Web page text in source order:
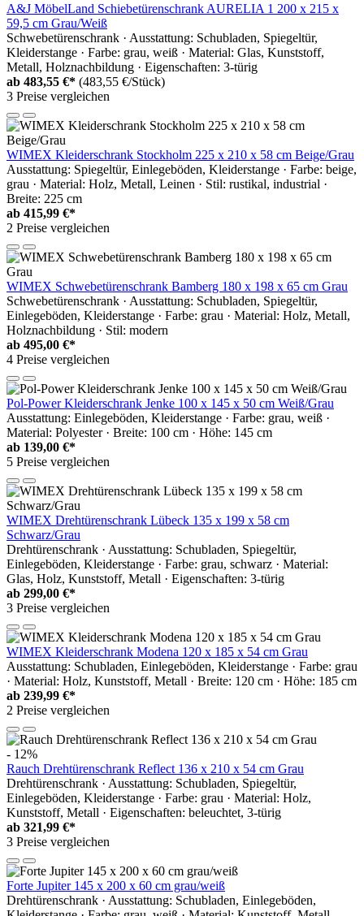
A&J MöbelLand Schiebetürenschrank AURELIA 1 200 x 215 x
59,5 cm Grau/Weiß
Schwebetürenschrank · Ausstattung: Schubladen, Spiegeltür,
Kleiderstange · Farbe: grau, weiß · Material: Glas, Kunststoff,
Metall, Holznachbildung · Eigenschaften: 3-türig
ab 483,55 €* (483,55 €/Stück)
3 Preise vergleichen
WIMEX Kleiderschrank Stockholm 225 x 210 x 58 cm Beige/Grau
Ausstattung: Spiegeltür, Einlegeböden, Kleiderstange · Farbe: beige,
grau · Material: Holz, Metall, Leinen · Stil: rustikal, industrial ·
Breite: 225 cm
ab 415,99 €*
2 Preise vergleichen
WIMEX Schwebetürenschrank Bamberg 180 x 198 x 65 cm Grau
Schwebetürenschrank · Ausstattung: Schubladen, Spiegeltür,
Einlegeböden, Kleiderstange · Farbe: grau · Material: Holz, Metall,
Holznachbildung · Stil: modern
ab 495,00 €*
4 Preise vergleichen
Pol-Power Kleiderschrank Jenke 100 x 145 x 50 cm Weiß/Grau
Ausstattung: Einlegeböden, Kleiderstange · Farbe: grau, weiß ·
Material: Polyester · Breite: 100 cm · Höhe: 145 cm
ab 139,00 €*
5 Preise vergleichen
WIMEX Drehtürenschrank Lübeck 135 x 199 x 58 cm
Schwarz/Grau
Drehtürenschrank · Ausstattung: Schubladen, Spiegeltür,
Einlegeböden, Kleiderstange · Farbe: grau, schwarz · Material:
Glas, Holz, Kunststoff, Metall · Eigenschaften: 3-türig
ab 299,00 €*
3 Preise vergleichen
WIMEX Kleiderschrank Modena 120 x 185 x 54 cm Grau
Ausstattung: Schubladen, Einlegeböden, Kleiderstange · Farbe: grau
· Material: Holz, Kunststoff, Metall · Breite: 120 cm · Höhe: 185 cm
ab 239,99 €*
2 Preise vergleichen
- 12%
Rauch Drehtürenschrank Reflect 136 x 210 x 54 cm Grau
Drehtürenschrank · Ausstattung: Schubladen, Spiegeltür,
Einlegeböden, Kleiderstange · Farbe: grau · Material: Holz,
Kunststoff, Metall · Eigenschaften: beleuchtet, 3-türig
ab 321,99 €*
3 Preise vergleichen
Forte Jupiter 145 x 200 x 60 cm grau/weiß
Drehtürenschrank · Ausstattung: Schubladen, Einlegeböden,